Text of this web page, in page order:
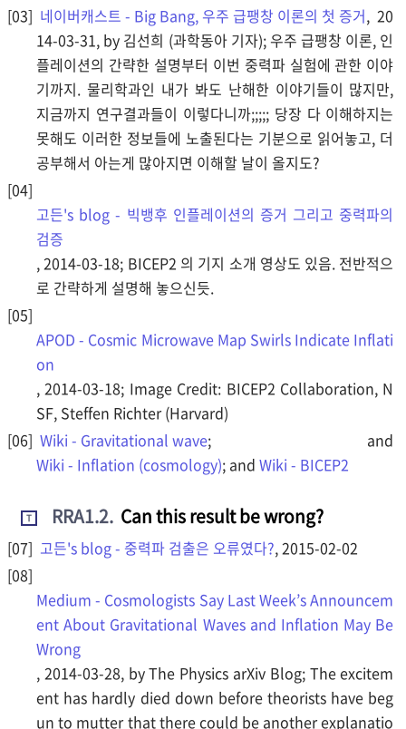
네이버캐스트 - Big Bang, 우주 급팽창 이론의 첫 증거, 20
14-03-31, by 김선희 (과학동아 기자); 우주 급팽창 이론, 인
플레이션의 간략한 설명부터 이번 중력파 실험에 관한 이야
기까지. 물리학과인 내가 봐도 난해한 이야기들이 많지만,
지금까지 연구결과들이 이렇다니까;;;;; 당장 다 이해하지는
못해도 이러한 정보들에 노출된다는 기분으로 읽어놓고, 더
공부해서 아는게 많아지면 이해할 날이 올지도?
고든's blog - 빅뱅후 인플레이션의 증거 그리고 중력파의
검증
, 2014-03-18; BICEP2 의 기지 소개 영상도 있음. 전반적으
로 간략하게 설명해 놓으신듯.
APOD - Cosmic Microwave Map Swirls Indicate Inflati
on
, 2014-03-18; Image Credit: BICEP2 Collaboration, N
SF, Steffen Richter (Harvard)
Wiki - Gravitational wave; and
Wiki - Inflation (cosmology); and Wiki - BICEP2
T RRA1.2. Can this result be wrong?
고든's blog - 중력파 검출은 오류였다?, 2015-02-02
Medium - Cosmologists Say Last Week’s Announcem
ent About Gravitational Waves and Inflation May Be
Wrong
, 2014-03-28, by The Physics arXiv Blog; The excitem
ent has hardly died down before theorists have beg
un to mutter that there could be another explanatio